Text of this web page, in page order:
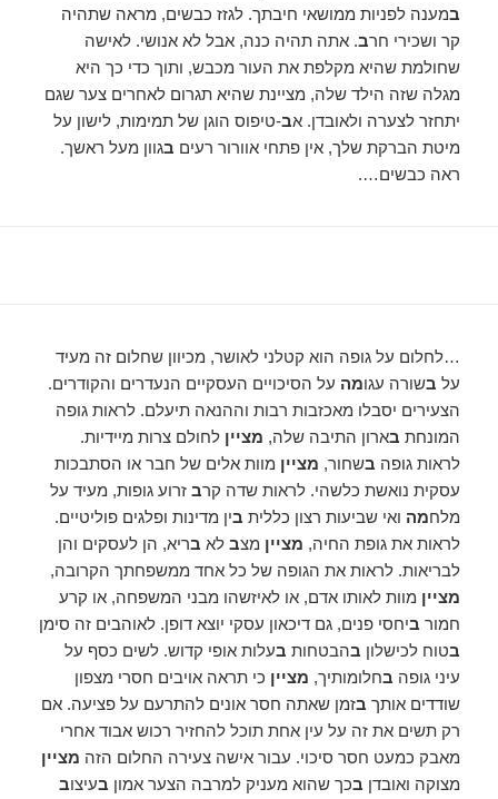
במענה לפניות ממושאי חיבתך. לגזז כבשים, מראה שתהיה
קר ושכירי חרב. אתה תהיה כנה, אבל לא אנושי. לאישה
שחולמת שהיא מקלפת את העור מכבש, ותוך כדי כך היא
מגלה שזה הילד שלה, מציינת שהיא תגרום לאחרים צער שגם
יתחזר לצערה ולאובדן. אב-טיפוס הוגן של תמימות, לישון על
מיטת הברקת שלך, אין פתחי אוורור רעים בגוון מעל ראשך.
ראה כבשים….
…לחלום על גופה הוא קטלני לאושר, מכיוון שחלום זה מעיד
על בשורה עגומה על הסיכויים העסקיים הנעדרים והקודרים.
הצעירים יסבלו מאכזבות רבות וההנאה תיעלם. לראות גופה
המונחת בארון התיבה שלה, מציין לחולם צרות מיידיות.
לראות גופה בשחור, מציין מוות אלים של חבר או הסתבכות
עסקית נואשת כלשהי. לראות שדה קרב זרוע גופות, מעיד על
מלחמה ואי שביעות רצון כללית בין מדינות ופלגים פוליטיים.
לראות את גופת החיה, מציין מצב לא בריא, הן לעסקים והן
לבריאות. לראות את הגופה של כל אחד ממשפחתך הקרובה,
מציין מוות לאותו אדם, או לאיזשהו מבני המשפחה, או קרע
חמור ביחסי פנים, גם דיכאון עסקי יוצא דופן. לאוהבים זה סימן
בטוח לכישלון בהבטחות בעלות אופי קדוש. לשים כסף על
עיני גופה בחלומותיך, מציין כי תראה אויבים חסרי מצפון
שודדים אותך בזמן שאתה חסר אונים להתרעם על פציעה. אם
רק תשים את זה על עין אחת תוכל להחזיר רכוש אבוד אחרי
מאבק כמעט חסר סיכוי. עבור אישה צעירה החלום הזה מציין
מצוקה ואובדן בכך שהוא מעניק למרבה הצער אמון בעיצוב